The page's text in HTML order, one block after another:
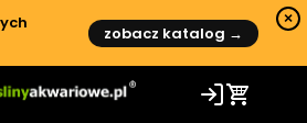
zobacz katalog →
×